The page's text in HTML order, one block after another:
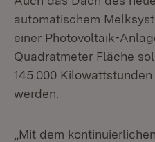
automatischem
einer Photovoltaik-
Quadratmeter Fläche
145.000
werden.
„Mit dem